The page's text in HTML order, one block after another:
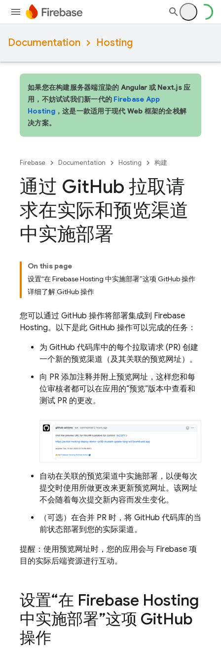
Documentation Hosting
如果您在构建服务器端渲染的 Angular 或 Next.js 应
用，不妨试试我们新一代的 Firebase App
Hosting，这是一款适用于现代 Web 框架的全栈解
决方案。
Firebase Documentation Hosting 构建
通过 GitHub 拉取请
求在实际和预览渠道
中实施部署
On this page
设置“在 Firebase Hosting 中实施部署”这项 GitHub 操作
详细了解 GitHub 操作
您可以通过 GitHub 操作将部署集成到 Firebase
Hosting。以下是此 GitHub 操作可以完成的任务：
为 GitHub 代码库中的每个拉取请求 (PR) 创建
一个新的预览渠道（及其关联的预览网址）。
向 PR 添加注释并附上预览网址，这样您和每
位审核者都可以在应用的“预览”版本中查看和
测试 PR 的更改。
自动在关联的预览渠道中实施部署，以便每次
提交时使用所做更改来更新预览网址。该网址
不会随着每次提交新内容而发生变化。
（可选）在合并 PR 时，将 GitHub 代码库的当
前状态部署到您的实际渠道。
提醒：使用预览网址时，您的应用会与 Firebase 项
目的实际后端资源进行互动。
设置“在 Firebase Hosting
中实施部署”这项 GitHub
操作